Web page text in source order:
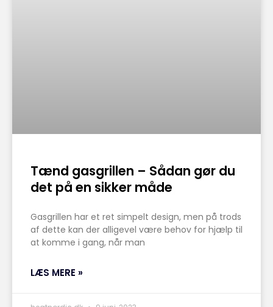
Tænd gasgrillen – Sådan gør du
det på en sikker måde
Gasgrillen har et ret simpelt design, men på trods
af dette kan der alligevel være behov for hjælp til
at komme i gang, når man
LÆS MERE »